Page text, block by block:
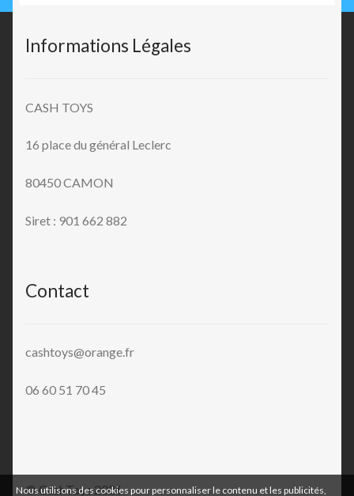
Informations Légales
CASH TOYS
16 place du général Leclerc
80450 CAMON
Siret : 901 662 882
Contact
cashtoys@orange.fr
06 60 51 70 45
© CashToys 2026
Nous utilisons des cookies pour personnaliser le contenu et les publicités,